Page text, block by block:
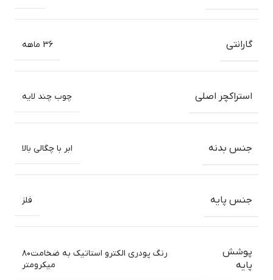
گارانتی 36 ماهه
استراکچر اصلی چوب چند لایه
جنس بدنه ابر با چگالی بالا
جنس پایه فلز
پوشش
پایه
رنگ پودری الکترو استاتیک به ضخامت۸۰
میکرومتر